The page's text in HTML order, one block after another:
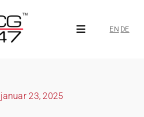
Toggle
EN DE
januar 23, 2025